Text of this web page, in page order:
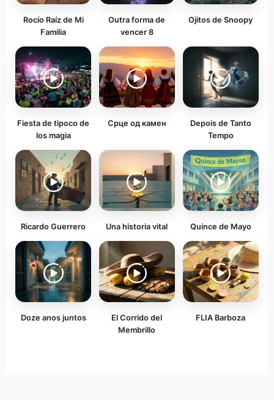
Rocío Raíz de Mi
Familia
Outra forma de
vencer 8
Ojitos de Snoopy
Fiesta de tipoco de
los magia
Срце од камен
Depois de Tanto
Tempo
Ricardo Guerrero Una historia vital Quince de Mayo
Doze anos juntos
El Corrido del
Membrillo
FLIA Barboza